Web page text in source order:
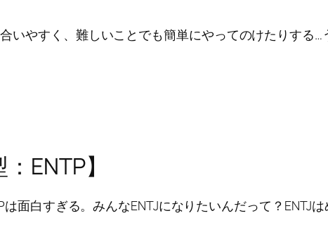
いやすく、難しいことでも簡単にやってのけたりする
ENTP】
面白すぎる。みんなENTJになりたいんだって？ENTJは